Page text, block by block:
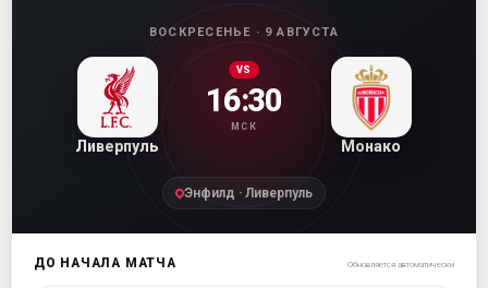
ВОСКРЕСЕНЬЕ · 9 АВГУСТА
Ливерпуль
VS
16:30
МСК
Монако
Энфилд · Ливерпуль
ДО НАЧАЛА МАТЧА Обновляется автоматически